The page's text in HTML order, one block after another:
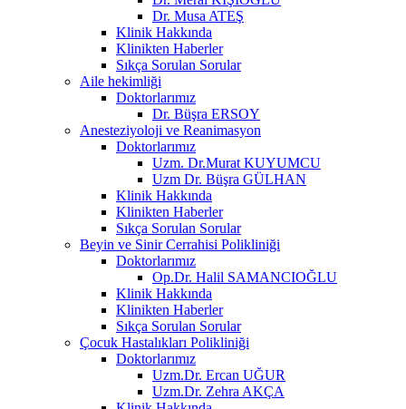
Dr. Musa ATEŞ
Klinik Hakkında
Klinikten Haberler
Sıkça Sorulan Sorular
Aile hekimliği
Doktorlarımız
Dr. Büşra ERSOY
Anesteziyoloji ve Reanimasyon
Doktorlarımız
Uzm. Dr.Murat KUYUMCU
Uzm Dr. Büşra GÜLHAN
Klinik Hakkında
Klinikten Haberler
Sıkça Sorulan Sorular
Beyin ve Sinir Cerrahisi Polikliniği
Doktorlarımız
Op.Dr. Halil SAMANCIOĞLU
Klinik Hakkında
Klinikten Haberler
Sıkça Sorulan Sorular
Çocuk Hastalıkları Polikliniği
Doktorlarımız
Uzm.Dr. Ercan UĞUR
Uzm.Dr. Zehra AKÇA